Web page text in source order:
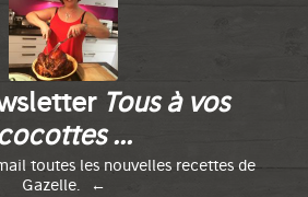
Tous à vos
cocottes ...
toutes les nouvelles recettes de
Gazelle.